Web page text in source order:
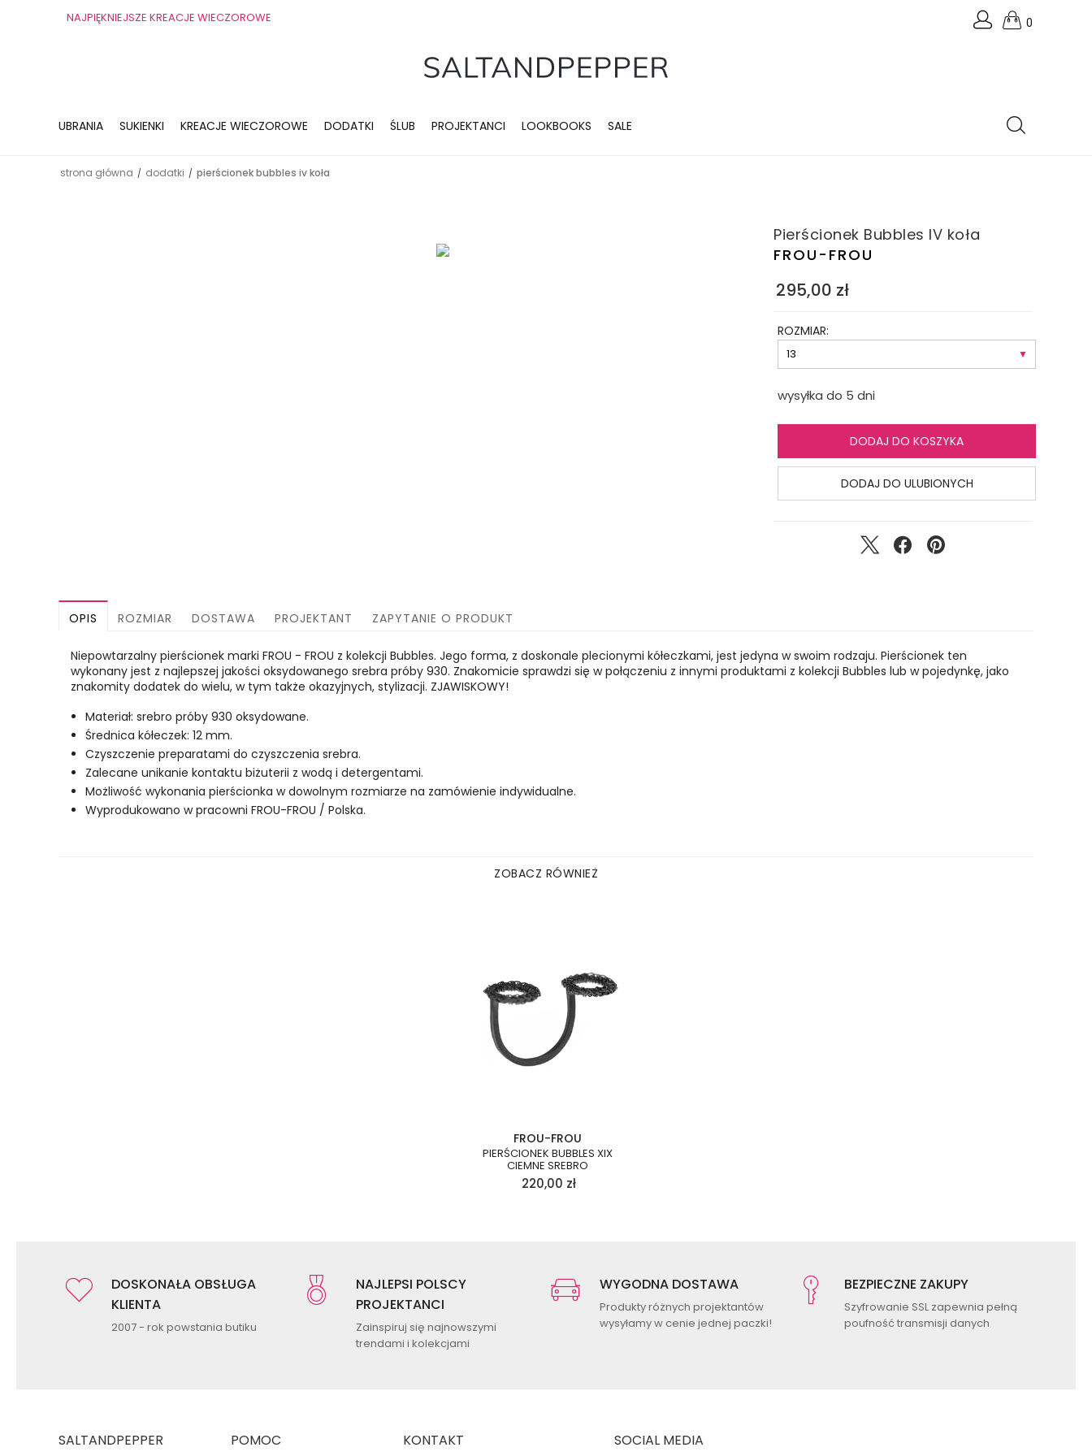
NAJPIĘKNIEJSZE KREACJE WIECZOROWE 0
UBRANIA SUKIENKI KREACJE WIECZOROWE DODATKI ŚLUB PROJEKTANCI LOOKBOOKS SALE
strona główna / dodatki / pierścionek bubbles iv koła
Pierścionek Bubbles IV koła
FROU-FROU
295,00 zł
ROZMIAR:
wysyłka do 5 dni
DODAJ DO KOSZYKA
DODAJ DO ULUBIONYCH
OPIS ROZMIAR DOSTAWA PROJEKTANT ZAPYTANIE O PRODUKT
Niepowtarzalny pierścionek marki FROU - FROU z kolekcji Bubbles. Jego forma, z doskonale plecionymi kółeczkami, jest jedyna w swoim rodzaju. Pierścionek ten
wykonany jest z najlepszej jakości oksydowanego srebra próby 930. Znakomicie sprawdzi się w połączeniu z innymi produktami z kolekcji Bubbles lub w pojedynkę, jako
znakomity dodatek do wielu, w tym także okazyjnych, stylizacji. ZJAWISKOWY!
Materiał: srebro próby 930 oksydowane.
Średnica kółeczek: 12 mm.
Czyszczenie preparatami do czyszczenia srebra.
Zalecane unikanie kontaktu biżuterii z wodą i detergentami.
Możliwość wykonania pierścionka w dowolnym rozmiarze na zamówienie indywidualne.
Wyprodukowano w pracowni FROU-FROU / Polska.
ZOBACZ RÓWNIEŻ
FROU-FROU
PIERŚCIONEK BUBBLES XIX
CIEMNE SREBRO
220,00 zł
DOSKONAŁA OBSŁUGA
KLIENTA
2007 - rok powstania butiku
NAJLEPSI POLSCY
PROJEKTANCI
Zainspiruj się najnowszymi
trendami i kolekcjami
WYGODNA DOSTAWA
Produkty różnych projektantów
wysyłamy w cenie jednej paczki!
BEZPIECZNE ZAKUPY
Szyfrowanie SSL zapewnia pełną
poufność transmisji danych
SALTANDPEPPER POMOC KONTAKT SOCIAL MEDIA